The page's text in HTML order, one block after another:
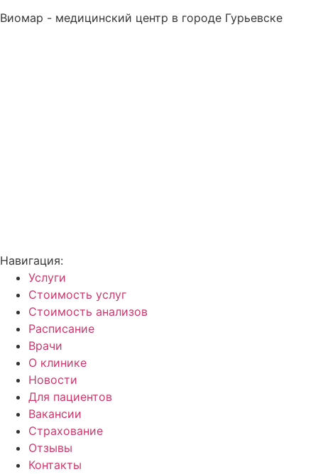
Виомар - медицинский центр в городе Гурьевске
Навигация:
Услуги
Стоимость услуг
Стоимость анализов
Расписание
Врачи
О клинике
Новости
Для пациентов
Вакансии
Страхование
Отзывы
Контакты